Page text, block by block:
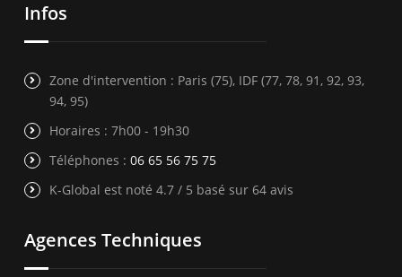
Infos
Zone d'intervention : Paris (75), IDF (77, 78, 91, 92, 93,
94, 95)
Horaires : 7h00 - 19h30
Téléphones : 06 65 56 75 75
K-Global est noté 4.7 / 5 basé sur 64 avis
Agences Techniques